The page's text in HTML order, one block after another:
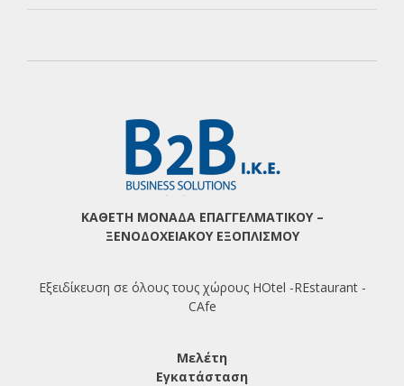
ΚΑΘΕΤΗ ΜΟΝΑΔΑ ΕΠΑΓΓΕΛΜΑΤΙΚΟΥ –
ΞΕΝΟΔΟΧΕΙΑΚΟΥ ΕΞΟΠΛΙΣΜΟΥ
Εξειδίκευση σε όλους τους χώρους HOtel -REstaurant -
CAfe
Μελέτη
Εγκατάσταση